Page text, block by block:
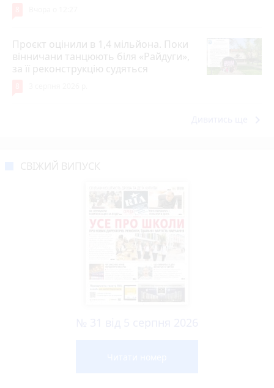
Проєкт оцінили в 1,4 мільйона. Поки
вінничани танцюють біля «Райдуги»,
за її реконструкцію судяться